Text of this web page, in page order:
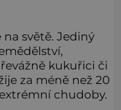
světě. Jediný
kukuřici či
za méně než 20
chudoby.